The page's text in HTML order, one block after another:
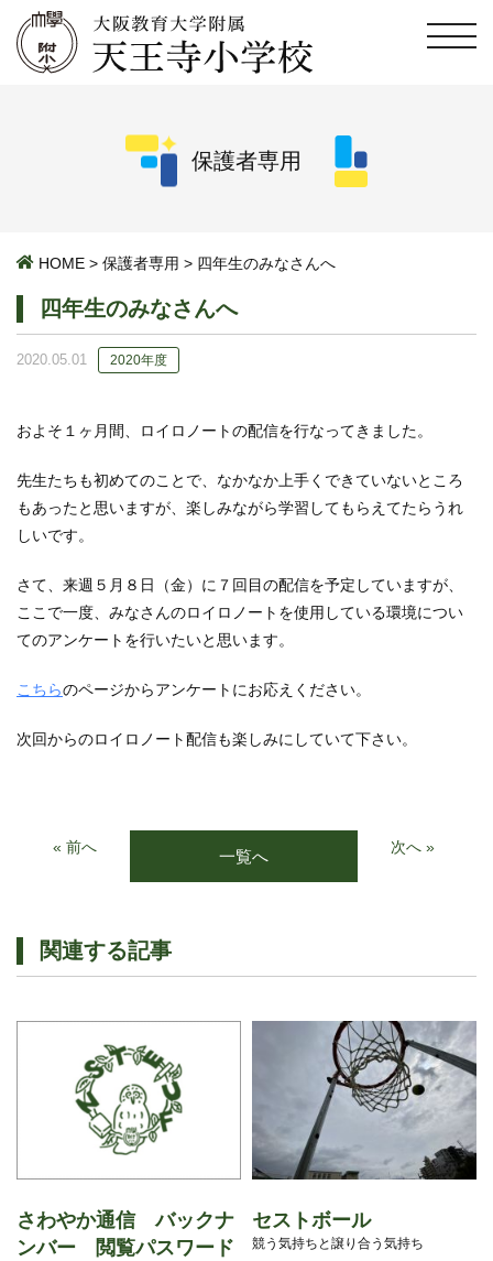
保護者専用
HOME > 保護者専用 > 四年生のみなさんへ
四年生のみなさんへ
2020.05.01 2020年度
およそ１ヶ月間、ロイロノートの配信を行なってきました。
先生たちも初めてのことで、なかなか上手くできていないところ
もあったと思いますが、楽しみながら学習してもらえてたらうれ
しいです。
さて、来週５月８日（金）に７回目の配信を予定していますが、
ここで一度、みなさんのロイロノートを使用している環境につい
てのアンケートを行いたいと思います。
こちらのページからアンケートにお応えください。
次回からのロイロノート配信も楽しみにしていて下さい。
« 前へ 一覧へ 次へ »
関連する記事
さわやか通信 バックナ
ンバー 閲覧パスワード
セストボール
競う気持ちと譲り合う気持ち